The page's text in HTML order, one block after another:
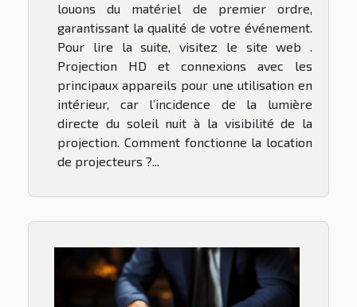
louons du matériel de premier ordre,
garantissant la qualité de votre événement.
Pour lire la suite, visitez le site web .
Projection HD et connexions avec les
principaux appareils pour une utilisation en
intérieur, car l’incidence de la lumière
directe du soleil nuit à la visibilité de la
projection. Comment fonctionne la location
de projecteurs ?...